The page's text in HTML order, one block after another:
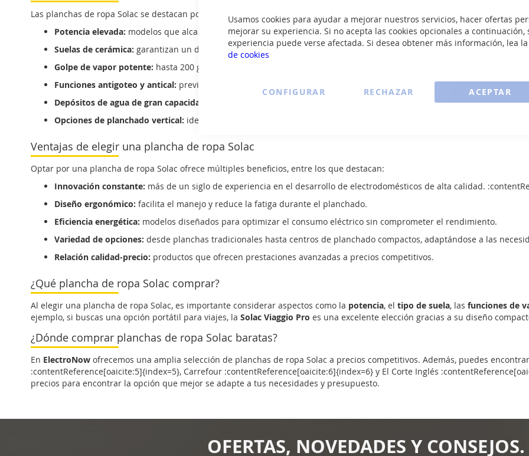
Usamos cookies para ayudar a mejorar nuestros servicios, hacer ofertas
mejorar su experiencia. Si no acepta las cookies opcionales a continuación,
experiencia puede verse afectada. Si desea obtener más información, lea la
de cookies
ACEPTAR
CONFIGURAR RECHAZAR
Las planchas de ropa Solac se destacan por incorporar tecnología avanzada y materiales de alta calidad
. Algunas de sus
Potencia elevada: modelos que alcanzan hasta 3.100 W para un calentamiento rápido y eficiente.
Suelas de cerámica: garantizan un deslizamiento suave y uniforme sobre todo tipo de tejidos.
Golpe de vapor potente: hasta 200 g/min para eliminar arrugas difíciles de manera efectiva.
Funciones antigoteo y antical: previenen manchas en la ropa y prolongan la vida útil de la plancha.
Depósitos de agua de gran capacidad:
reducen la frecuencia de rellenado durante el planchado.
Opciones de planchado vertical: ideales para prendas colgadas y cortinas.
Ventajas de elegir una plancha de ropa Solac
Optar por una plancha de ropa Solac ofrece múltiples beneficios, entre los que destacan:
Innovación constante: más de un siglo de experiencia en el desarrollo de electrodomésticos de alta calidad.
Diseño ergonómico: facilita el manejo y reduce la fatiga durante el planchado.
Eficiencia energética: modelos diseñados para optimizar el consumo eléctrico sin comprometer el rendimiento.
Variedad de opciones: desde planchas tradicionales hasta centros de planchado compactos, adaptándose a las
Relación calidad-precio: productos que ofrecen prestaciones avanzadas a precios competitivos.
¿Qué plancha de ropa Solac comprar?
Al elegir una plancha de ropa Solac, es importante considerar aspectos como la potencia, el tipo de suela, las funciones de
ejemplo, si buscas una opción portátil para viajes, la Solac Viaggio Pro es una excelente elección gracias a su diseño
¿Dónde comprar planchas de ropa Solac baratas?
En ElectroNow ofrecemos una amplia selección de planchas de ropa Solac a precios competitivos. Además, puedes
:contentReference[oaicite:5]{index=5}, Carrefour :contentReference[oaicite:6]{index=6} y El Corte Inglés
precios para encontrar la opción que mejor se adapte a tus necesidades y presupuesto.
OFERTAS, NOVEDADES Y CONSEJOS.